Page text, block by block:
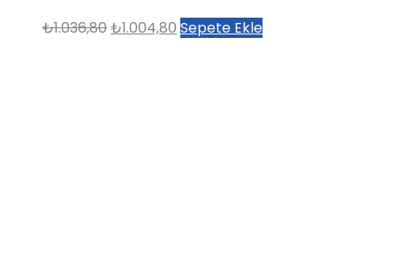
₺1.036,80Orijinal
₺1.004,80 Şu
Sepete Ekle